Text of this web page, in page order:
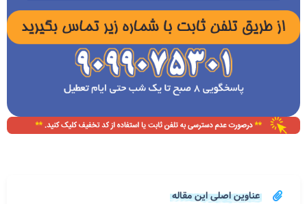
عناوین اصلی این مقاله